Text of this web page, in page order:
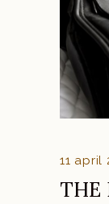
11 april
THE